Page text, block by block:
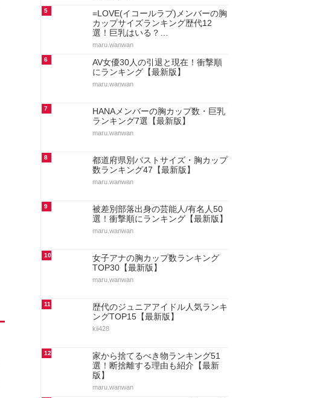
5
=LOVE(イコールラブ)メンバーの胸
カップサイズランキング歴代12
選！巨乳はいる？…
maru.wanwan
6
AV女優30人の引退と現在！衝撃順
にランキング【最新版】
maru.wanwan
7
HANAメンバーの胸カップ数・巨乳
ランキング7選【最新版】
maru.wanwan
8
都道府県別バストサイズ・胸カップ
数ランキング47【最新版】
maru.wanwan
9
被差別部落出身の芸能人/有名人50
選！衝撃順にランキング【最新版】
maru.wanwan
10
女子アナの胸カップ数ランキング
TOP30【最新版】
maru.wanwan
11
歴代のジュニアアイドル人気ランキ
ングTOP15【最新版】
kii428
12
家から捨てるべき物ランキング51
選！断捨離する理由も紹介【最新
版】
maru.wanwan